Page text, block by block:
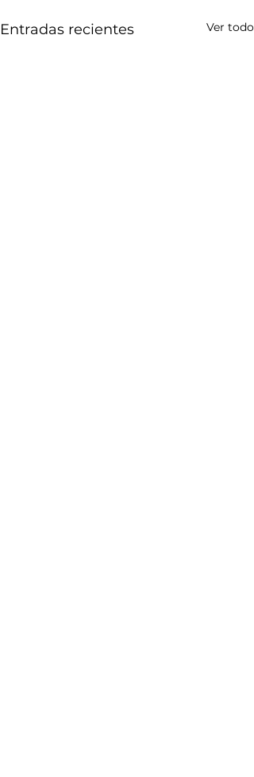
Entradas recientes Ver todo